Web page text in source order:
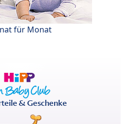
für Monat
& Geschenke